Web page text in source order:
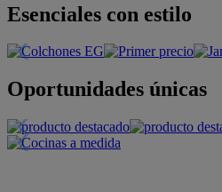
Esenciales con estilo
Oportunidades únicas